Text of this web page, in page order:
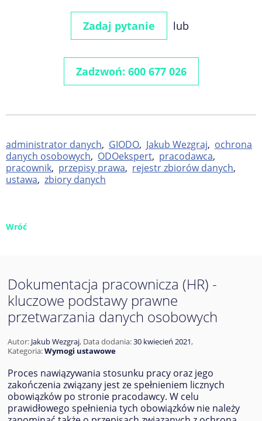
Zadaj pytanie lub
Zadzwoń: 600 677 026
administrator danych, GIODO, Jakub Wezgraj, ochrona
danych osobowych, ODOekspert, pracodawca,
pracownik, przepisy prawa, rejestr zbiorów danych,
ustawa, zbiory danych
Wróć
Dokumentacja pracownicza (HR) -
kluczowe podstawy prawne
przetwarzania danych osobowych
Autor: Jakub Wezgraj, Data dodania:30 kwiecień 2021,
Kategoria:Wymogi ustawowe
Proces nawiązywania stosunku pracy oraz jego
zakończenia związany jest ze spełnieniem licznych
obowiązków po stronie pracodawcy. W celu
prawidłowego spełnienia tych obowiązków nie należy